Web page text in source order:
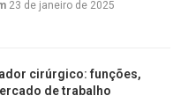
23 de janeiro de 2025
cirúrgico: funções,
de trabalho